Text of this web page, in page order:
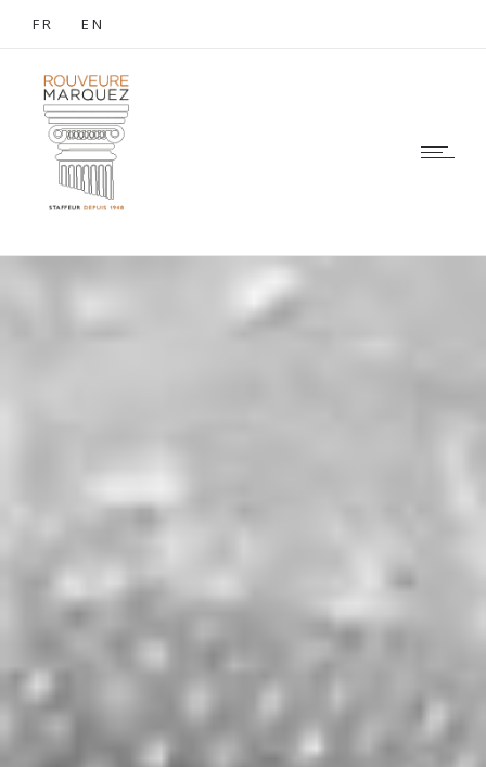
FR EN